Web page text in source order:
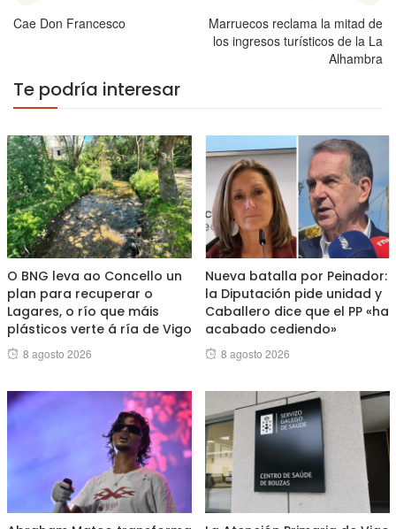
Cae Don Francesco
Marruecos reclama la mitad de
los ingresos turísticos de la La
Alhambra
Te podría interesar
O BNG leva ao Concello un
plan para recuperar o
Lagares, o río que máis
plásticos verte á ría de Vigo
Posted
8 agosto 2026
Nueva batalla por Peinador:
la Diputación pide unidad y
Caballero dice que el PP «ha
acabado cediendo»
Posted
8 agosto 2026